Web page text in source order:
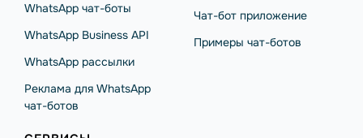
WhatsApp чат-боты
WhatsApp Business API
WhatsApp рассылки
Реклама для WhatsApp
чат-ботов
Чат-бот приложение
Примеры чат-ботов